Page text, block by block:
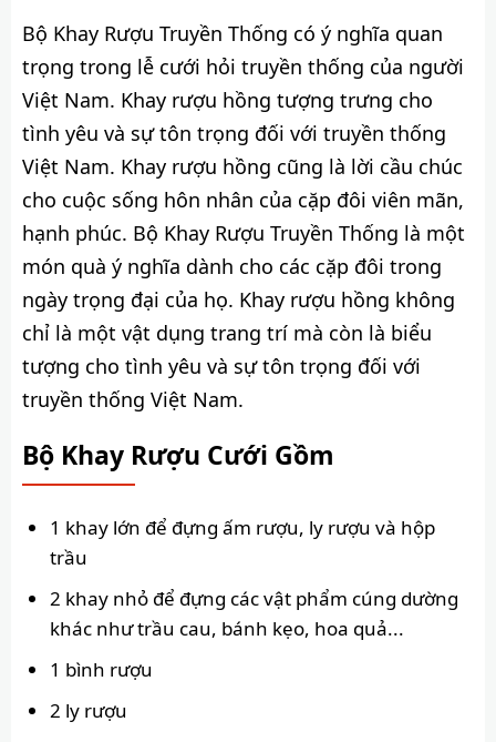
Bộ Khay Rượu Truyền Thống có ý nghĩa quan
trọng trong lễ cưới hỏi truyền thống của người
Việt Nam. Khay rượu hồng tượng trưng cho
tình yêu và sự tôn trọng đối với truyền thống
Việt Nam. Khay rượu hồng cũng là lời cầu chúc
cho cuộc sống hôn nhân của cặp đôi viên mãn,
hạnh phúc. Bộ Khay Rượu Truyền Thống là một
món quà ý nghĩa dành cho các cặp đôi trong
ngày trọng đại của họ. Khay rượu hồng không
chỉ là một vật dụng trang trí mà còn là biểu
tượng cho tình yêu và sự tôn trọng đối với
truyền thống Việt Nam.
Bộ Khay Rượu Cưới Gồm
1 khay lớn để đựng ấm rượu, ly rượu và hộp
trầu
2 khay nhỏ để đựng các vật phẩm cúng dường
khác như trầu cau, bánh kẹo, hoa quả...
1 bình rượu
2 ly rượu